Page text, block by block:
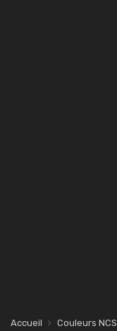
Accueil Couleurs NCS